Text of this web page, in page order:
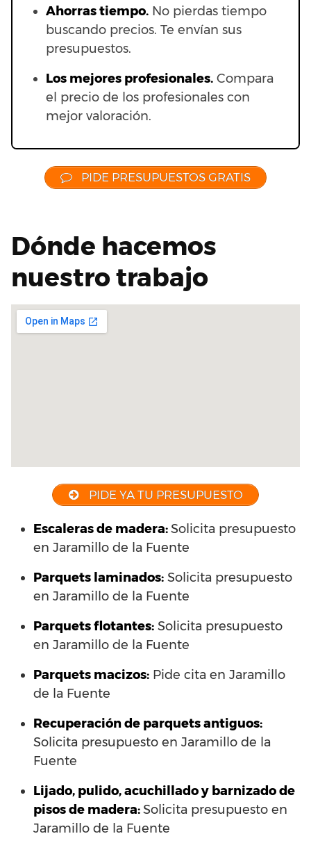
Ahorras tiempo. No pierdas tiempo
buscando precios. Te envían sus
presupuestos.
Los mejores profesionales. Compara
el precio de los profesionales con
mejor valoración.
PIDE PRESUPUESTOS GRATIS
Dónde hacemos
nuestro trabajo
PIDE YA TU PRESUPUESTO
Escaleras de madera:Solicita presupuesto
en Jaramillo de la Fuente
Parquets laminados: Solicita presupuesto
en Jaramillo de la Fuente
Parquets flotantes: Solicita presupuesto
en Jaramillo de la Fuente
Parquets macizos: Pide cita en Jaramillo
de la Fuente
Recuperación de parquets antiguos:
Solicita presupuesto en Jaramillo de la
Fuente
Lijado, pulido, acuchillado y barnizado de
pisos de madera:Solicita presupuesto en
Jaramillo de la Fuente